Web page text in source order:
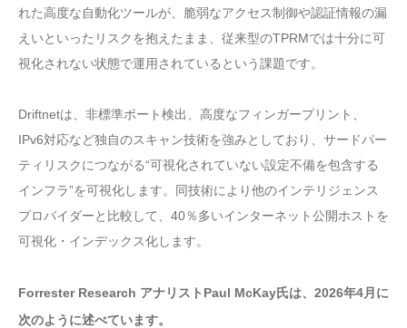
れた高度な自動化ツールが、脆弱なアクセス制御や認証情報の漏
えいといったリスクを抱えたまま、従来型のTPRMでは十分に可
視化されない状態で運用されているという課題です。
Driftnetは、非標準ポート検出、高度なフィンガープリント、
IPv6対応など独自のスキャン技術を強みとしており、サードパー
ティリスクにつながる“可視化されていない設定不備を包含する
インフラ”を可視化します。同技術により他のインテリジェンス
プロバイダーと比較して、40％多いインターネット公開ホストを
可視化・インデックス化します。
Forrester Research アナリストPaul McKay氏は、2026年4月に
次のように述べています。